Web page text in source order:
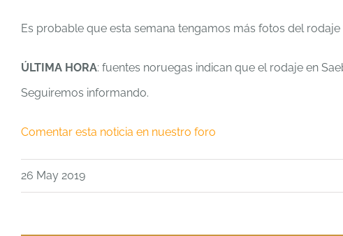
Es probable que esta semana tengamos más fotos del
ÚLTIMA HORA: fuentes noruegas indican que el rodaje en
Seguiremos informando.
Comentar esta noticia en nuestro foro
26 May 2019